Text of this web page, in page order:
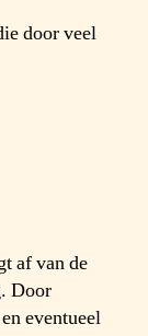
door veel
af van de
Door
eventueel